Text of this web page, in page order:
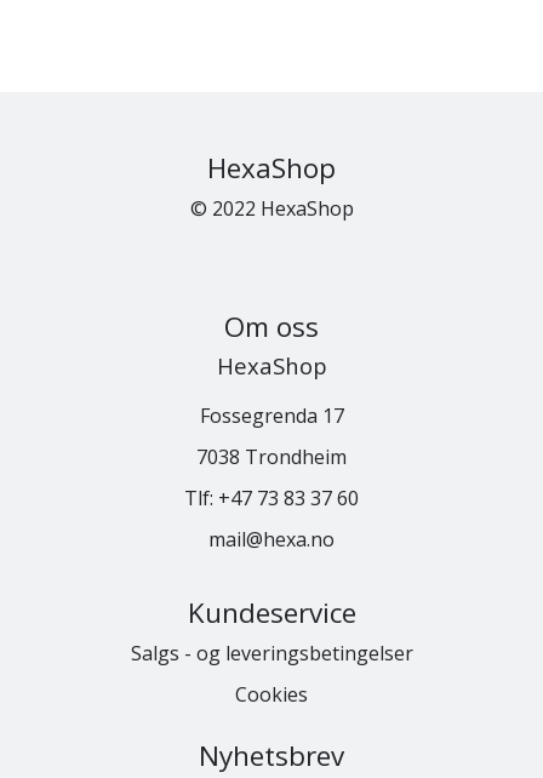
HexaShop
© 2022 HexaShop
Om oss
HexaShop
Fossegrenda 17
7038 Trondheim
Tlf: +47 73 83 37 60
mail@hexa.no
Kundeservice
Salgs - og leveringsbetingelser
Cookies
Nyhetsbrev